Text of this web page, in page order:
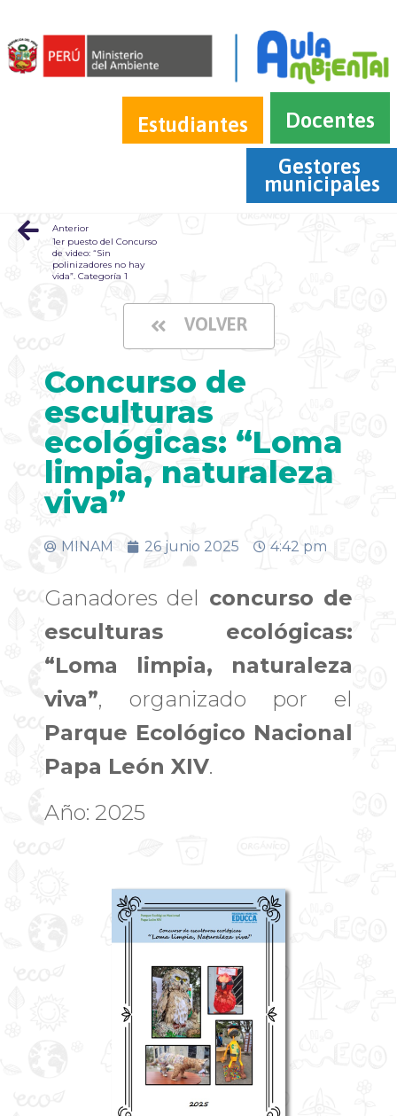
Estudiantes
Docentes
Gestores
municipales
Anterior
1er puesto del Concurso
de video: “Sin
polinizadores no hay
vida”. Categoría 1
VOLVER
Concurso de
esculturas
ecológicas: “Loma
limpia, naturaleza
viva”
MINAM 26 junio 2025 4:42 pm
Ganadores del concurso de
esculturas ecológicas:
“Loma limpia, naturaleza
viva”, organizado por el
Parque Ecológico Nacional
Papa León XIV.
Año: 2025